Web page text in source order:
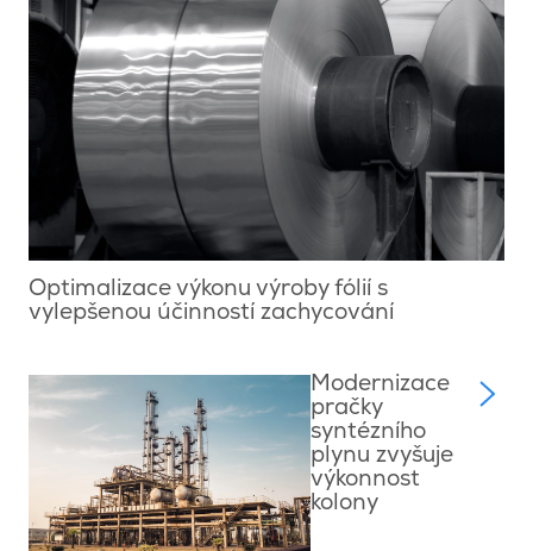
Optimalizace výkonu výroby fólií s
vylepšenou účinností zachycování
Modernizace
pračky
syntézního
plynu zvyšuje
výkonnost
kolony